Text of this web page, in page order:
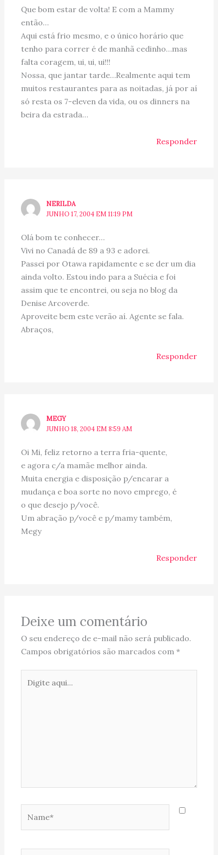
Que bom estar de volta! E com a Mammy
então…
Aqui está frio mesmo, e o único horário que
tenho para correr é de manhã cedinho…mas
falta coragem, ui, ui, ui!!!
Nossa, que jantar tarde…Realmente aqui tem
muitos restaurantes para as noitadas, já por aí
só resta os 7-eleven da vida, ou os dinners na
beira da estrada…
Responder
NERILDA
JUNHO 17, 2004 EM 11:19 PM
Olá bom te conhecer…
Vivi no Canadá de 89 a 93 e adorei.
Passei por Otawa rapidamente e se der um dia
ainda volto. Estou indo para a Suécia e foi
assim que te encontrei, ou seja no blog da
Denise Arcoverde.
Aproveite bem este verão aí. Agente se fala.
Abraços,
Responder
MEGY
JUNHO 18, 2004 EM 8:59 AM
Oi Mi, feliz retorno a terra fria-quente,
e agora c/a mamãe melhor ainda.
Muita energia e disposição p/encarar a
mudança e boa sorte no novo emprego, é
o que desejo p/você.
Um abração p/você e p/mamy também,
Megy
Responder
Deixe um comentário
O seu endereço de e-mail não será publicado.
Campos obrigatórios são marcados com *
aqui...